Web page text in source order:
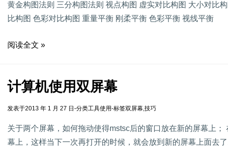
黄金构图法则 三分构图法则 视点构图 虚实对比构图 大小对比
比构图 色彩对比构图 重量平衡 刚柔平衡 色彩平衡 视线平衡
阅读全文 »
计算机使用双屏幕
发表于2013 年 1 月 27 日 -分类工具使用-标签双屏幕,技巧
关于两个屏幕，如何拖动使得mstsc后的窗口放在新的屏幕上
幕上，这样当下一次再打开的时候，就会放到新的屏幕上面去了